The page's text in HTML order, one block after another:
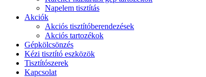
Napelem tisztítás
Akciók
Akciós tisztítóberendezések
Akciós tartozékok
Gépkölcsönzés
Kézi tisztító eszközök
Tisztítószerek
Kapcsolat